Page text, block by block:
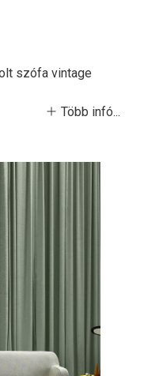
szófa vintage
Több infó...